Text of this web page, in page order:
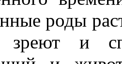
роды
зреют и